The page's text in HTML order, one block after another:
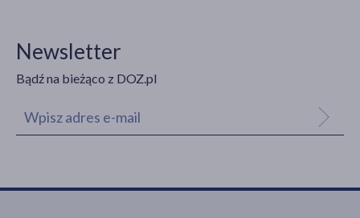
Newsletter
Bądź na bieżąco z DOZ.pl